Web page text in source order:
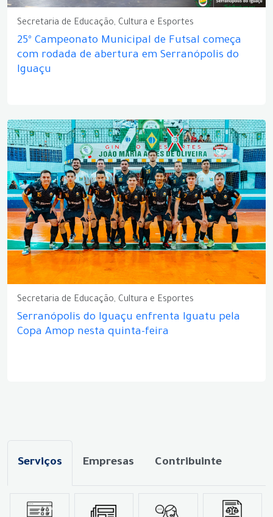
Secretaria de Educação, Cultura e Esportes
25º Campeonato Municipal de Futsal começa
com rodada de abertura em Serranópolis do
Iguaçu
Secretaria de Educação, Cultura e Esportes
Serranópolis do Iguaçu enfrenta Iguatu pela
Copa Amop nesta quinta-feira
Serviços Empresas Contribuinte